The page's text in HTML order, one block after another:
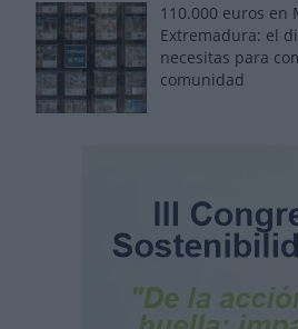
110.000 euros en
Extremadura: el
necesitas para
comunidad